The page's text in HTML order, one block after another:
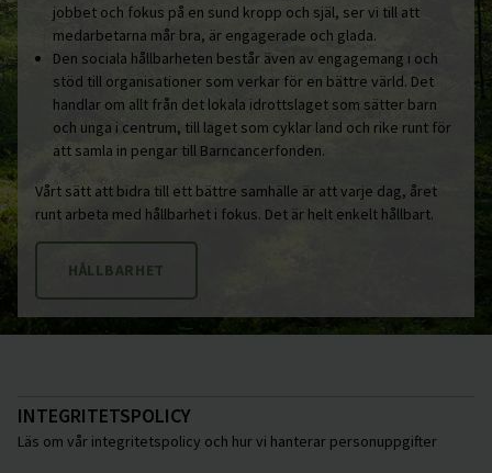
jobbet och fokus på en sund kropp och själ, ser vi till att
medarbetarna mår bra, är engagerade och glada.
Den sociala hållbarheten består även av engagemang i och
stöd till organisationer som verkar för en bättre värld. Det
handlar om allt från det lokala idrottslaget som sätter barn
och unga i centrum, till laget som cyklar land och rike runt för
att samla in pengar till Barncancerfonden.
Vårt sätt att bidra till ett bättre samhälle är att varje dag, året
runt arbeta med hållbarhet i fokus. Det är helt enkelt hållbart.
HÅLLBARHET
INTEGRITETSPOLICY
Läs om vår integritetspolicy och hur vi hanterar personuppgifter